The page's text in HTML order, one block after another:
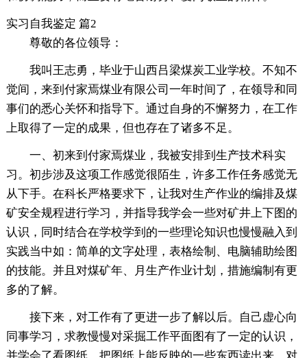
实习自我鉴定 篇2
尊敬的各位领导：
我叫王志勇，毕业于山西吕梁煤炭工业学校。不知不
觉间，来到付家焉煤业有限公司一年时间了，在领导和同
事们的悉心关怀和指导下。通过自身的不懈努力，在工作
上取得了一定的成果，但也存在了诸多不足。
一、初来到付家焉煤业，我被安排到生产技术科实
习。初步涉及这项工作感觉很陌生，许多工作任务感觉无
从下手。在科长严格要求下，让我对生产作业的编排及煤
矿安全规程进行学习，并指导我学会一些对矿井上下图的
认识，同时结合在学校学到的一些理论知识也慢慢融入到
实践当中如：简单的文字处理，表格绘制、电脑辅助绘图
的技能。并且对煤矿年、月生产作业计划，措施编制有更
多的了解。
接下来，对工作有了更进一步了解以后。自己虚心向
同事学习，求教慢慢对采掘工作平面图有了一定的认识，